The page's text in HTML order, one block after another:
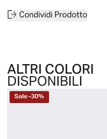
Condividi Prodotto
ALTRI COLORI
DISPONIBILI
Sale-30%